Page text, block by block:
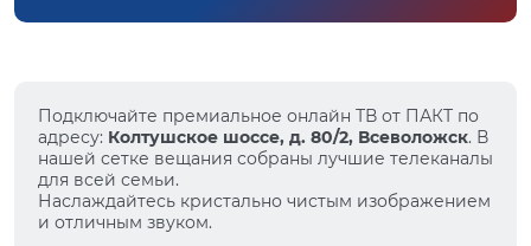
Подключайте премиальное онлайн ТВ от ПАКТ по
адресу: Колтушское шоссе, д. 80/2, Всеволожск. В
нашей сетке вещания собраны лучшие телеканалы
для всей семьи.
Наслаждайтесь кристально чистым изображением
и отличным звуком.